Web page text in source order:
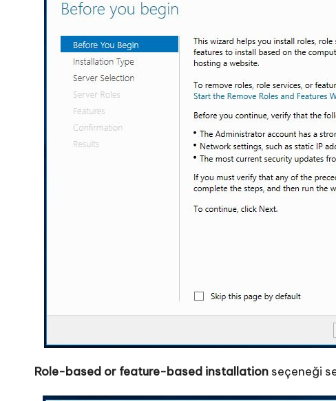
Role-based or feature-based installation seçeneği